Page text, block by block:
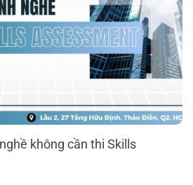
không cần thi Skills